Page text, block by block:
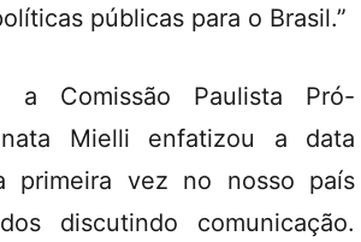
públicas para o Brasil.”
a Comissão Paulista Pró-
Mielli enfatizou a data
primeira vez no nosso país
discutindo comunicação.